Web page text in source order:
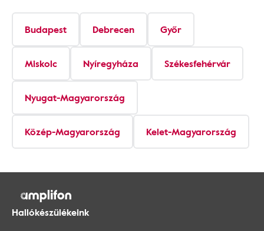
Budapest Debrecen Győr
Miskolc Nyíregyháza Székesfehérvár
Nyugat-Magyarország
Közép-Magyarország Kelet-Magyarország
Hallókészülékeink